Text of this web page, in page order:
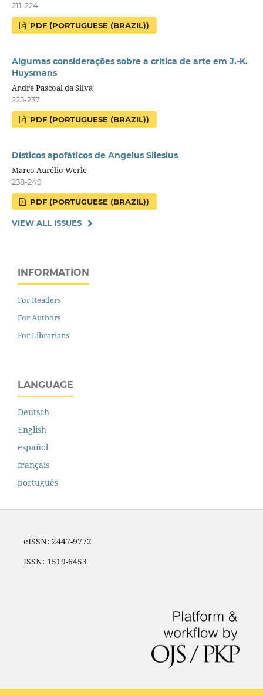
211-224
PDF (PORTUGUESE (BRAZIL))
Algumas considerações sobre a crítica de arte em J.-K.
Huysmans
André Pascoal da Silva
225-237
PDF (PORTUGUESE (BRAZIL))
Dísticos apofáticos de Angelus Silesius
Marco Aurélio Werle
238-249
PDF (PORTUGUESE (BRAZIL))
VIEW ALL ISSUES
INFORMATION
For Readers
For Authors
For Librarians
LANGUAGE
Deutsch
English
español
français
português
eISSN: 2447-9772
ISSN: 1519-6453